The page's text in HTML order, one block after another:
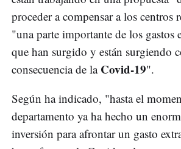
proceder a compensar a los centros
"una parte importante de los gastos
que han surgido y están surgiendo
consecuencia de la Covid-19".
Según ha indicado, "hasta el
departamento ya ha hecho un
inversión para afrontar un gasto